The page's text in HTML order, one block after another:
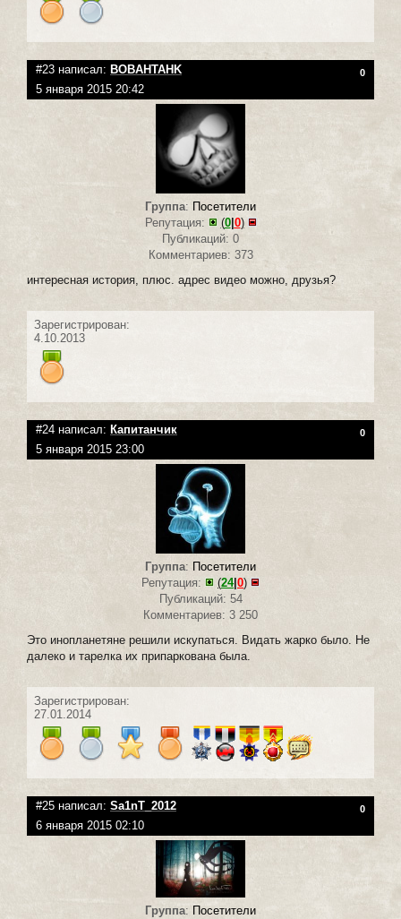
#23 написал: BOBAHTAHK 0
5 января 2015 20:42
Группа: Посетители
Репутация:
(0| 0)
Публикаций: 0
Комментариев: 373
интересная история, плюс. адрес видео можно, друзья?
Зарегистрирован:
4.10.2013
#24 написал: Капитанчик 0
5 января 2015 23:00
Группа: Посетители
Репутация:
(24| 0)
Публикаций: 54
Комментариев: 3 250
Это инопланетяне решили искупаться. Видать жарко было. Не
далеко и тарелка их припаркована была.
Зарегистрирован:
27.01.2014
#25 написал: Sa1nT_2012 0
6 января 2015 02:10
Группа: Посетители